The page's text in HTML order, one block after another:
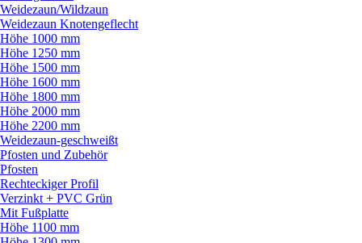
Weidezaun/Wildzaun
Weidezaun Knotengeflecht
Höhe 1000 mm
Höhe 1250 mm
Höhe 1500 mm
Höhe 1600 mm
Höhe 1800 mm
Höhe 2000 mm
Höhe 2200 mm
Weidezaun-geschweißt
Pfosten und Zubehör
Pfosten
Rechteckiger Profil
Verzinkt + PVC Grün
Mit Fußplatte
Höhe 1100 mm